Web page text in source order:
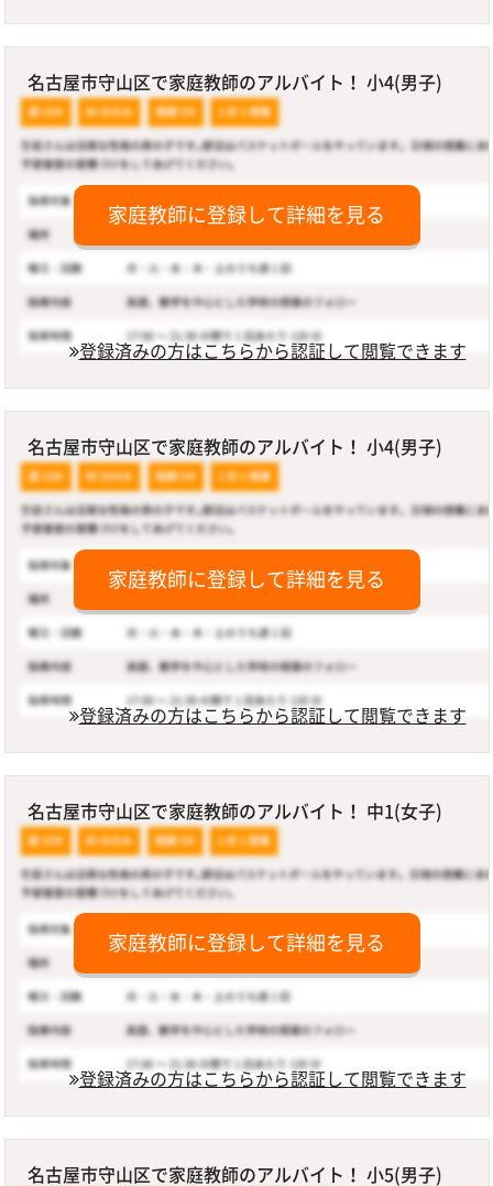
名古屋市守山区で家庭教師のアルバイト！ 小4(男子)
家庭教師に登録して詳細を見る
登録済みの方はこちらから認証して閲覧できます
名古屋市守山区で家庭教師のアルバイト！ 小4(男子)
家庭教師に登録して詳細を見る
登録済みの方はこちらから認証して閲覧できます
名古屋市守山区で家庭教師のアルバイト！ 中1(女子)
家庭教師に登録して詳細を見る
登録済みの方はこちらから認証して閲覧できます
名古屋市守山区で家庭教師のアルバイト！ 小5(男子)